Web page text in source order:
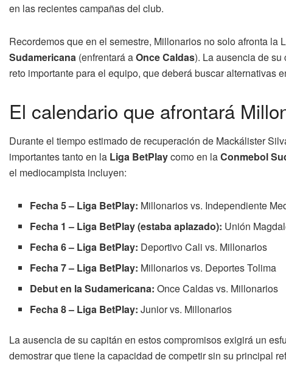
en las recientes campañas del club.
Recordemos que en el semestre, Millonarios no solo afronta la
Sudamericana (enfrentará aOnce Caldas). La ausencia de su
reto importante para el equipo, que deberá buscar alternativas
El calendario que afrontará
Durante el tiempo estimado de recuperación de Mackálister
importantes tanto en la Liga BetPlaycomo en laConmebol
el mediocampista incluyen:
Fecha 5 – Liga BetPlay: Millonarios vs. Independiente
Fecha 1 – Liga BetPlay (estaba aplazado): Unión
Fecha 6 – Liga BetPlay: Deportivo Cali vs. Millonarios
Fecha 7 – Liga BetPlay: Millonarios vs. Deportes Tolima
Debut en la Sudamericana: Once Caldas vs. Millonarios
Fecha 8 – Liga BetPlay: Junior vs. Millonarios
La ausencia de su capitán en estos compromisos exigirá un
demostrar que tiene la capacidad de competir sin su principal